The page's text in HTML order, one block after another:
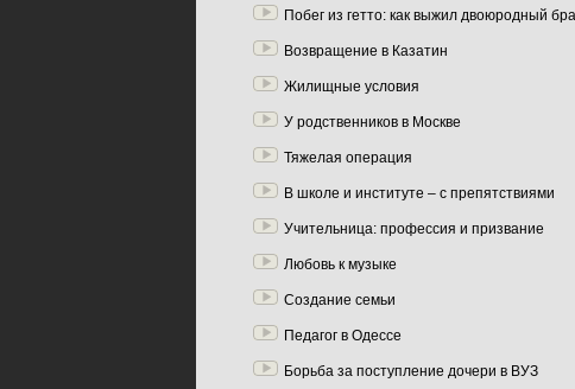
Побег из гетто: как выжил двоюродный
Возвращение в Казатин
Жилищные условия
У родственников в Москве
Тяжелая операция
В школе и институте – с препятствиями
Учительница: профессия и призвание
Любовь к музыке
Создание семьи
Педагог в Одессе
Борьба за поступление дочери в ВУЗ